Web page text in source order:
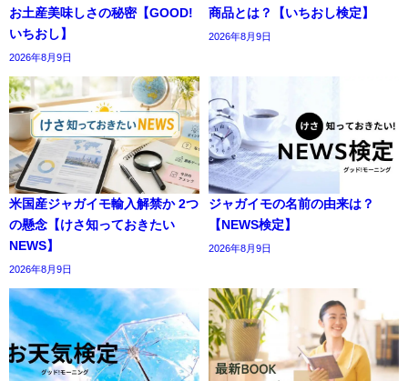
お土産美味しさの秘密【GOOD!
いちおし】
2026年8月9日
商品とは？【いちおし検定】
2026年8月9日
米国産ジャガイモ輸入解禁か 2つ
の懸念【けさ知っておきたい
NEWS】
2026年8月9日
ジャガイモの名前の由来は？
【NEWS検定】
2026年8月9日